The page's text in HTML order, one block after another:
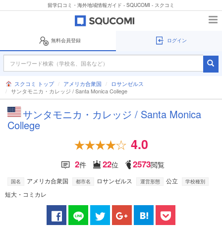
留学口コミ・海外地域情報ガイド - SQUCOMI - スクコミ
無料会員登録 ログイン
スクコミ トップ アメリカ合衆国
ロサンゼルス
サンタモニカ・カレッジ / Santa Monica College
サンタモニカ・カレッジ / Santa Monica
College
4.0
2件 22位 2573閲覧
国名 アメリカ合衆国 都市名 ロサンゼルス 運営形態 公立 学校種別
短大・コミカレ